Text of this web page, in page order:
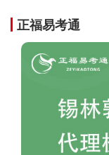
正福易考通